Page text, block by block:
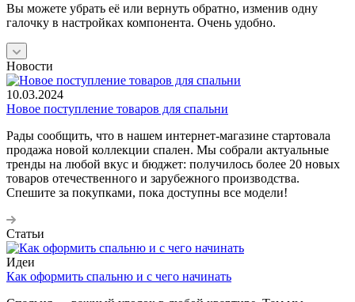
Вы можете убрать её или вернуть обратно, изменив одну
галочку в настройках компонента. Очень удобно.
Новости
10.03.2024
Новое поступление товаров для спальни
Рады сообщить, что в нашем интернет-магазине стартовала
продажа новой коллекции спален. Мы собрали актуальные
тренды на любой вкус и бюджет: получилось более 20 новых
товаров отечественного и зарубежного производства.
Спешите за покупками, пока доступны все модели!
Статьи
Идеи
Как оформить спальню и с чего начинать